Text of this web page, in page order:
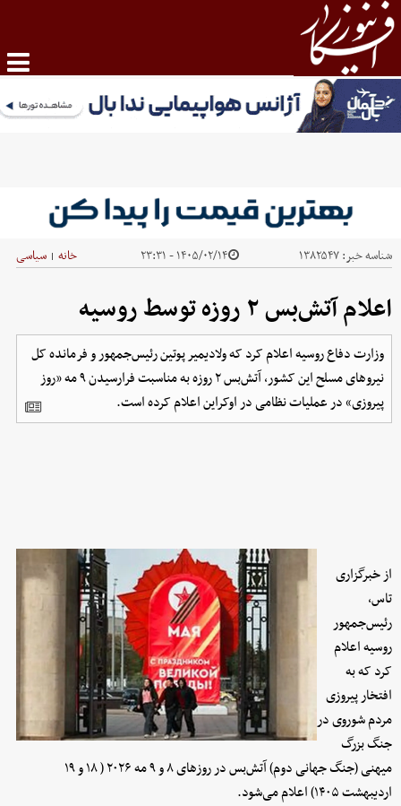
شناسه خبر:۱۳۸۲۵۴۷ ۱۴۰۵/۰۲/۱۴ - ۲۳:۳۱ خانه | سیاسی
اعلام آتش‌بس ۲ روزه توسط روسیه
وزارت دفاع روسیه اعلام کرد که ولادیمیر پوتین رئیس‌جمهور و فرمانده کل
نیروهای مسلح این کشور،‌ آتش‌بس ۲ روزه‌ به مناسبت فرارسیدن ۹ مه «روز
پیروزی» در عملیات نظامی در اوکراین اعلام کرده است.
از خبرگزاری
تاس،‌
رئیس‌جمهور
روسیه اعلام
کرد که به
افتخار پیروزی
مردم شوروی در
جنگ بزرگ
میهنی (جنگ جهانی دوم) آتش‌بس در روزهای ۸ و ۹ مه ۲۰۲۶ ( ۱۸ و ۱۹
اردیبهشت ۱۴۰۵) اعلام می‌شود.